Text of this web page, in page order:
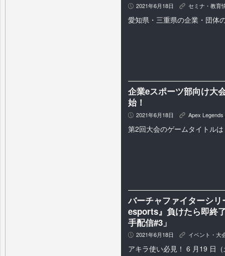
P 2021年6月18日 K セミナ・教育
愛知県・三重県の企業・団体
企業eスポーツ部向け大
始！
P 2021年6月18日 K Apex Legends
第2回大会のゲームタイトル
バーチャファイターシ
esports』負けたら即終
手配信#3」
P 2021年6月18日 K イベント・大
アキラ使い必見！ 6 月19 日